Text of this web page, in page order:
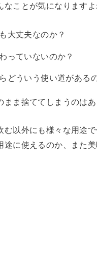
ことが気になりますよ
大丈夫なのか？
っていないのか？
どういう使い道がある
まま捨ててしまうのは
む以外にも様々な用途
途に使えるのか、また